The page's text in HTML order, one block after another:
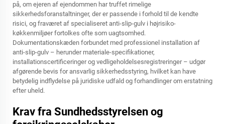
på, om ejeren af ejendommen har truffet rimelige
sikkerhedsforanstaltninger, der er passende i forhold til de kendte
risici, og fraværet af specialiseret anti-slip-gulv i højrisiko-
køkkenmiljøer fortolkes ofte som uagtsomhed.
Dokumentationskæden forbundet med professionel installation af
anti-slip-gulv – herunder materiale-specifikationer,
installationscertificeringer og vedligeholdelsesregistreringer – udgør
afgørende bevis for ansvarlig sikkerhedsstyring, hvilket kan have
betydelig indflydelse på juridiske udfald og forhandlinger om erstatning
efter uheld.
Krav fra Sundhedsstyrelsen og